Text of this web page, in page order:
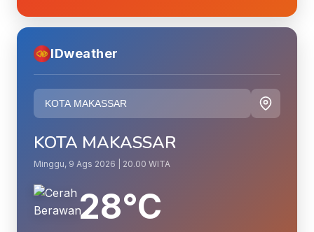
IDweather
KOTA MAKASSAR
Minggu, 9 Ags 2026 | 20.00 WITA
28°C